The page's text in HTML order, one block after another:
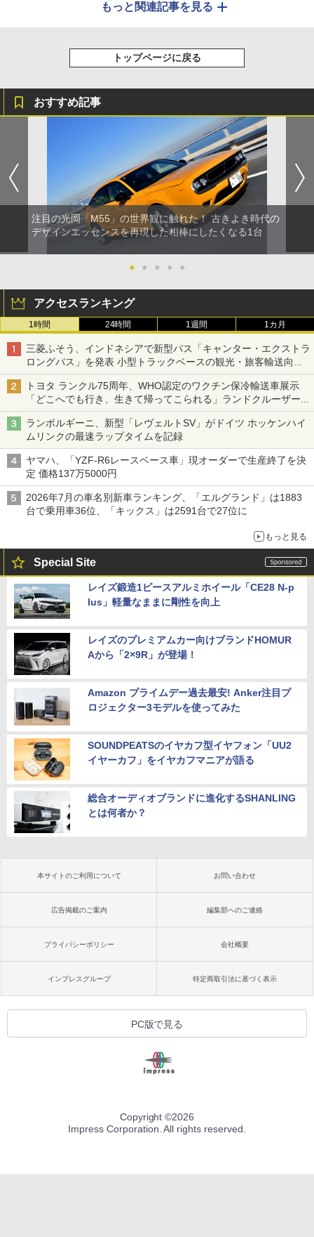
もっと関連記事を見る
トップページに戻る
おすすめ記事
注目の光岡「M55」の世界観に触れた！ 古きよき時代の
デザインエッセンスを再現した相棒にしたくなる1台
● ● ● ● ●
アクセスランキング
1時間 24時間 1週間 1カ月
三菱ふそう、インドネシアで新型バス「キャンター・エクストラ
ロングバス」を発表 小型トラックベースの観光・旅客輸送向け
バス
トヨタ ランクル75周年、WHO認定のワクチン保冷輸送車展示
「どこへでも行き、生きて帰ってこられる」ランドクルーザーで
命をつなぐ
ランボルギーニ、新型「レヴェルトSV」がドイツ ホッケンハイ
ムリンクの最速ラップタイムを記録
ヤマハ、「YZF-R6レースベース車」現オーダーで生産終了を決
定 価格137万5000円
2026年7月の車名別新車ランキング、「エルグランド」は1883
台で乗用車36位、「キックス」は2591台で27位に
もっと見る
Special Site
レイズ鍛造1ピースアルミホイール「CE28 N-p
lus」軽量なままに剛性を向上
レイズのプレミアムカー向けブランドHOMUR
Aから「2×9R」が登場！
Amazon プライムデー過去最安! Anker注目プ
ロジェクター3モデルを使ってみた
SOUNDPEATSのイヤカフ型イヤフォン「UU2
イヤーカフ」をイヤカフマニアが語る
総合オーディオブランドに進化するSHANLING
とは何者か？
本サイトのご利用について お問い合わせ
広告掲載のご案内 編集部へのご連絡
プライバシーポリシー 会社概要
インプレスグループ 特定商取引法に基づく表示
PC版で見る
Copyright ©2026
Impress Corporation. All rights reserved.